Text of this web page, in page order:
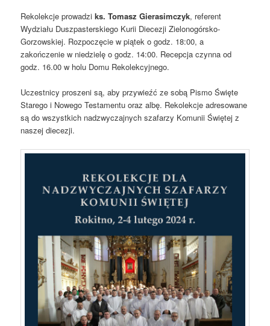
Rekolekcje prowadziks. Tomasz Gierasimczyk, referent
Wydziału Duszpasterskiego Kurii Diecezji Zielonogórsko-
Gorzowskiej. Rozpoczęcie w piątek o godz. 18:00, a
zakończenie w niedzielę o godz. 14:00. Recepcja czynna od
godz. 16.00 w holu Domu Rekolekcyjnego.
Uczestnicy proszeni są, aby przywieźć ze sobą Pismo Święte
Starego i Nowego Testamentu oraz albę. Rekolekcje adresowane
są do wszystkich nadzwyczajnych szafarzy Komunii Świętej z
naszej diecezji.